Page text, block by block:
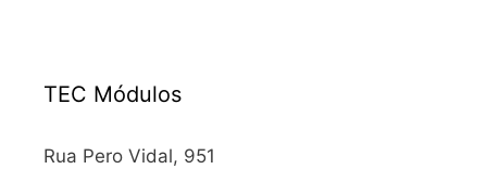
TEC Módulos
Rua Pero Vidal, 951